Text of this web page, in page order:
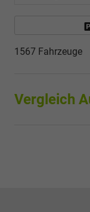
1567 Fahrzeuge
Vergleich